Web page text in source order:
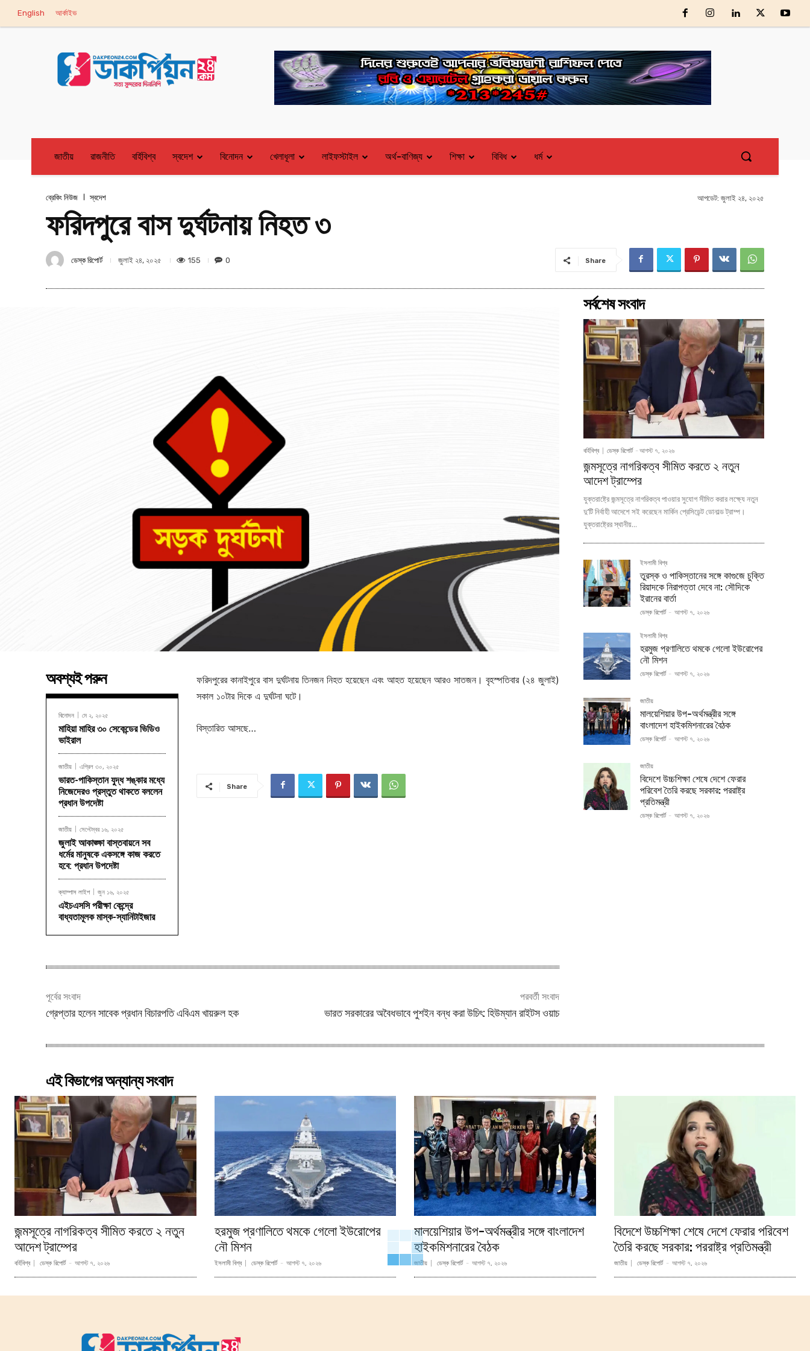
English আর্কাইভ
জাতীয় রাজনীতি বর্হিবিশ্ব স্বদেশ বিনোদন খেলাধূলা লাইফস্টাইল অর্থ-বাণিজ্য শিক্ষা বিবিধ ধর্ম
ব্রেকিং নিউজ স্বদেশ আপডেট: জুলাই ২৪, ২০২৫
ফরিদপুরে বাস দুর্ঘটনায় নিহত ৩
ডেস্ক রিপোর্ট জুলাই ২৪, ২০২৫ 155 0 Share
অবশ্যই পরুন
বিনোদন মে ২, ২০২৫
মাহিয়া মাহির ৩০ সেকেন্ডের ভিডিও
ভাইরাল
জাতীয় এপ্রিল ৩০, ২০২৫
ভারত-পাকিস্তান যুদ্ধ শঙ্কার মধ্যে
নিজেদেরও প্রস্তুত থাকতে বললেন
প্রধান উপদেষ্টা
জাতীয় সেপ্টেম্বর ১৬, ২০২৫
জুলাই আকাঙ্ক্ষা বাস্তবায়নে সব
ধর্মের মানুষকে একসঙ্গে কাজ করতে
হবে: প্রধান উপদেষ্টা
ক্যাম্পাস লাইপ জুন ১৬, ২০২৫
এইচএসসি পরীক্ষা কেন্দ্রে
বাধ্যতামূলক মাস্ক-স্যানিটাইজার
ফরিদপুরের কানাইপুরে বাস দুর্ঘটনায় তিনজন নিহত হয়েছেন এবং আহত হয়েছেন আরও সাতজন। বৃহস্পতিবার (২৪ জুলাই)
সকাল ১০টার দিকে এ দুর্ঘটনা ঘটে।
বিস্তারিত আসছে…
Share
পূর্বের সংবাদ
গ্রেপ্তার হলেন সাবেক প্রধান বিচারপতি এবিএম খায়রুল হক
পরবর্তী সংবাদ
ভারত সরকারের অবৈধভাবে পুশইন বন্ধ করা উচিৎ: হিউম্যান রাইটস ওয়াচ
সর্বশেষ সংবাদ
বর্হিবিশ্ব ডেস্ক রিপোর্ট - আগস্ট ৭, ২০২৬
জন্মসূত্রে নাগরিকত্ব সীমিত করতে ২ নতুন
আদেশ ট্রাম্পের
যুক্তরাষ্ট্রে জন্মসূত্রে নাগরিকত্ব পাওয়ার সুযোগ সীমিত করার লক্ষ্যে নতুন
দু’টি নির্বাহী আদেশে সই করেছেন মার্কিন প্রেসিডেন্ট ডোনাল্ড ট্রাম্প।
যুক্তরাষ্ট্রের স্থানীয়...
ইসলামী বিশ্ব
তুরস্ক ও পাকিস্তানের সঙ্গে কাগুজে চুক্তি
রিয়াদকে নিরাপত্তা দেবে না: সৌদিকে
ইরানের বার্তা
ডেস্ক রিপোর্ট - আগস্ট ৭, ২০২৬
ইসলামী বিশ্ব
হরমুজ প্রণালিতে থমকে গেলো ইউরোপের
নৌ মিশন
ডেস্ক রিপোর্ট - আগস্ট ৭, ২০২৬
জাতীয়
মালয়েশিয়ার উপ-অর্থমন্ত্রীর সঙ্গে
বাংলাদেশ হাইকমিশনারের বৈঠক
ডেস্ক রিপোর্ট - আগস্ট ৭, ২০২৬
জাতীয়
বিদেশে উচ্চশিক্ষা শেষে দেশে ফেরার
পরিবেশ তৈরি করছে সরকার: পররাষ্ট্র
প্রতিমন্ত্রী
ডেস্ক রিপোর্ট - আগস্ট ৭, ২০২৬
এই বিভাগের অন্যান্য সংবাদ
জন্মসূত্রে নাগরিকত্ব সীমিত করতে ২ নতুন
আদেশ ট্রাম্পের
বর্হিবিশ্ব ডেস্ক রিপোর্ট - আগস্ট ৭, ২০২৬
হরমুজ প্রণালিতে থমকে গেলো ইউরোপের
নৌ মিশন
ইসলামী বিশ্ব ডেস্ক রিপোর্ট - আগস্ট ৭, ২০২৬
মালয়েশিয়ার উপ-অর্থমন্ত্রীর সঙ্গে বাংলাদেশ
হাইকমিশনারের বৈঠক
জাতীয় ডেস্ক রিপোর্ট - আগস্ট ৭, ২০২৬
বিদেশে উচ্চশিক্ষা শেষে দেশে ফেরার পরিবেশ
তৈরি করছে সরকার: পররাষ্ট্র প্রতিমন্ত্রী
জাতীয় ডেস্ক রিপোর্ট - আগস্ট ৭, ২০২৬